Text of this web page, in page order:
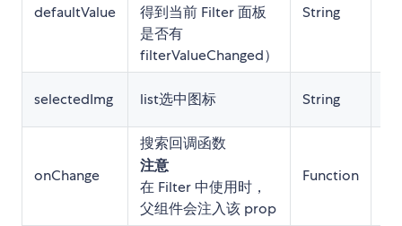
defaultValue
得到当前 Filter 面板
是否有
filterValueChanged）
String
selectedImg list选中图标 String
onChange
搜索回调函数
注意
在 Filter 中使用时，
父组件会注入该 prop
Function